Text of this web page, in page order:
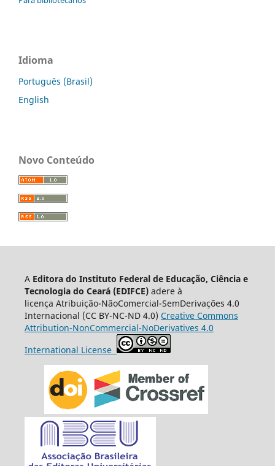
Idioma
Português (Brasil)
English
Novo Conteúdo
A Editora do Instituto Federal de Educação, Ciência e
Tecnologia do Ceará (EDIFCE)adere à
licença Atribuição-NãoComercial-SemDerivações 4.0
Internacional (CC BY-NC-ND 4.0) Creative Commons
Attribution-NonCommercial-NoDerivatives 4.0
International License